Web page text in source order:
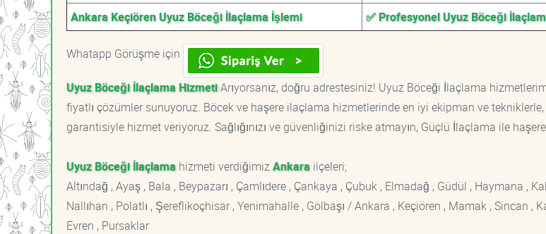
Ankara Keçiören Uyuz Böceği İlaçlama İşlemi
✅ Profesyonel Uyuz Böceği
Whatapp Görüşme için
Uyuz Böceği İlaçlama HizmetiArıyorsanız, doğru adrestesiniz! Uyuz Böceği İlaçlama
fiyatlı çözümler sunuyoruz. Böcek ve haşere ilaçlama hizmetlerinde en iyi ekipman ve
garantisiyle hizmet veriyoruz. Sağlığınızı ve güvenliğinizi riske atmayın, Güçlü İlaçlama ile haşere
Uyuz Böceği İlaçlama hizmeti verdiğimizAnkara ilçeleri;
Altındağ , Ayaş , Bala , Beypazarı , Çamlıdere , Çankaya , Çubuk , Elmadağ , Güdül , Haymana ,
Nallıhan , Polatlı , Şereflikoçhisar , Yenimahalle , Gölbaşı / Ankara , Keçiören , Mamak , Sincan ,
Evren , Pursaklar